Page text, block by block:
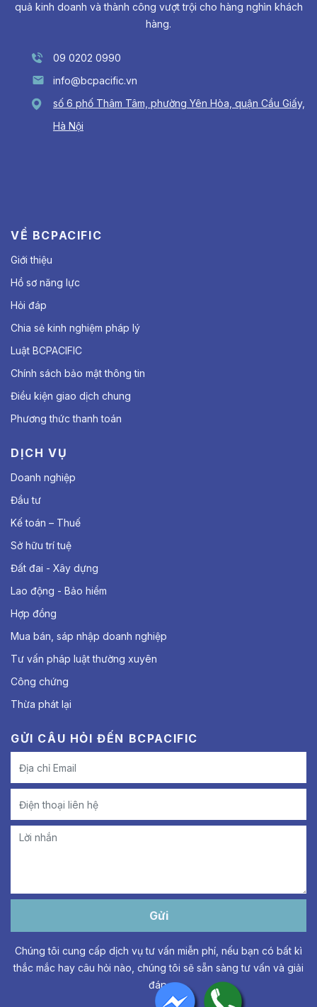
quả kinh doanh và thành công vượt trội cho hàng nghìn khách
hàng.
09 0202 0990
info@bcpacific.vn
số 6 phố Thâm Tâm, phường Yên Hòa, quận Cầu Giấy,
Hà Nội
VỀ BCPACIFIC
Giới thiệu
Hồ sơ năng lực
Hỏi đáp
Chia sẻ kinh nghiệm pháp lý
Luật BCPACIFIC
Chính sách bảo mật thông tin
Điều kiện giao dịch chung
Phương thức thanh toán
DỊCH VỤ
Doanh nghiệp
Đầu tư
Kế toán – Thuế
Sở hữu trí tuệ
Đất đai - Xây dựng
Lao động - Bảo hiểm
Hợp đồng
Mua bán, sáp nhập doanh nghiệp
Tư vấn pháp luật thường xuyên
Công chứng
Thừa phát lại
GỬI CÂU HỎI ĐẾN BCPACIFIC
Gửi
Chúng tôi cung cấp dịch vụ tư vấn miễn phí, nếu bạn có bất kì
thắc mắc hay câu hỏi nào, chúng tôi sẽ sẵn sàng tư vấn và giải
đáp.